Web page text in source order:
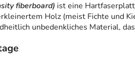
fiberboard) ist eine
Holz (meist Fichte und
unbedenkliches Material,